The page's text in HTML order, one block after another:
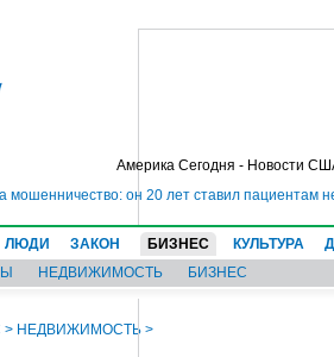
Америка Сегодня - Новости
он 20 лет ставил пациентам
ЛЮДИ ЗАКОН БИЗНЕС КУЛЬТУРА
НЕДВИЖИМОСТЬ БИЗНЕС
> НЕДВИЖИМОСТЬ >